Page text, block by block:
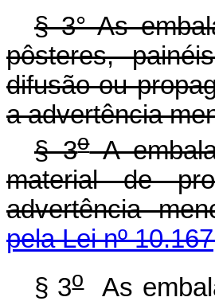
§ 3° As
pôsteres,
difusão ou
a advertência
§ 3oA
material de
advertência
pela Lei nº
§ 3oAs